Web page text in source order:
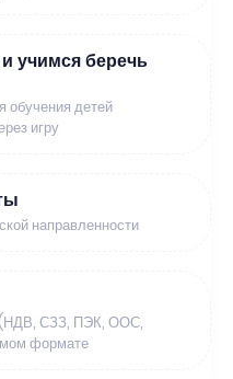
учимся беречь
обучения детей
игру
направленности
(НДВ, СЗЗ, ПЭК, ООС,
формате